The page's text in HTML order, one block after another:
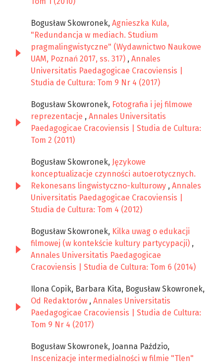
Bogusław Skowronek, Agnieszka Kula,
"Redundancja w mediach. Studium
pragmalingwistyczne" (Wydawnictwo Naukowe
UAM, Poznań 2017, ss. 317) , Annales
Universitatis Paedagogicae Cracoviensis |
Studia de Cultura: Tom 9 Nr 4 (2017)
Bogusław Skowronek, Fotografia i jej filmowe
reprezentacje , Annales Universitatis
Paedagogicae Cracoviensis | Studia de Cultura:
Tom 2 (2011)
Bogusław Skowronek, Językowe
konceptualizacje czynności autoerotycznych.
Rekonesans lingwistyczno-kulturowy , Annales
Universitatis Paedagogicae Cracoviensis |
Studia de Cultura: Tom 4 (2012)
Bogusław Skowronek, Kilka uwag o edukacji
filmowej (w kontekście kultury partycypacji) ,
Annales Universitatis Paedagogicae
Cracoviensis | Studia de Cultura: Tom 6 (2014)
Ilona Copik, Barbara Kita, Bogusław Skowronek,
Od Redaktorów , Annales Universitatis
Paedagogicae Cracoviensis | Studia de Cultura:
Tom 9 Nr 4 (2017)
Bogusław Skowronek, Joanna Paździo,
Inscenizacje intermedialności w filmie "Tlen"